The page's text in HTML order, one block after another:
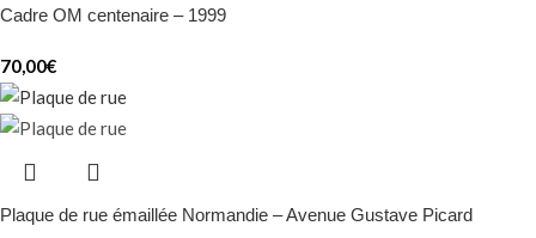
Cadre OM centenaire – 1999
70,00€
Plaque de rue émaillée Normandie – Avenue Gustave Picard